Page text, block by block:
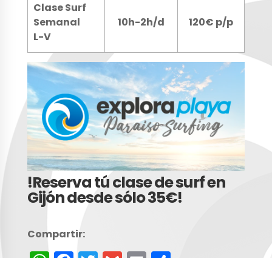
Clase Surf
Semanal
L-V
10h-2h/d 120€ p/p
!Reserva tú clase de surf en
Gijón desde sólo 35€!
Compartir: